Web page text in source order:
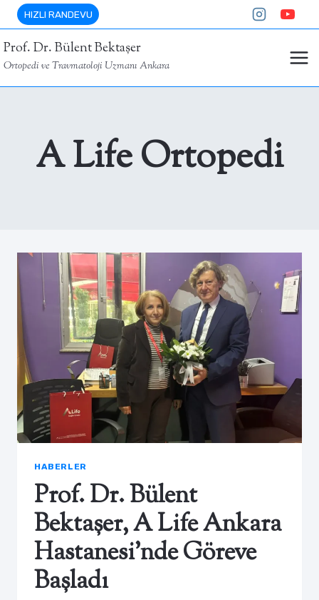
Skip
to
content
HIZLI RANDEVU
Prof. Dr. Bülent Bektaşer
Ortopedi ve Travmatoloji Uzmanı Ankara
A Life Ortopedi
HABERLER
Prof. Dr. Bülent
Bektaşer, A Life Ankara
Hastanesi’nde Göreve
Başladı